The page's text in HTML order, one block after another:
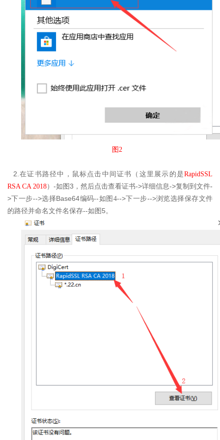
图2
2. 在证书路径中，鼠标点击中间证书（这里展示的是RapidSSL
RSA CA 2018） -如图3 ，然后点击查看证书->详细信息->复制到文件-
>下一步-->选择Base64编码--如图4-->下一步-->浏览选择保存文件
的路径并命名文件名保存--如图 5 。